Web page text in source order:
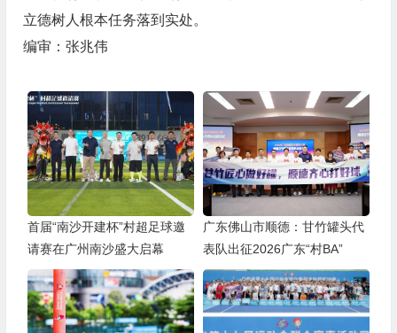
立德树人根本任务落到实处。
编审：张兆伟
首届“南沙开建杯”村超足球邀
请赛在广州南沙盛大启幕
广东佛山市顺德：甘竹罐头代
表队出征2026广东“村BA”